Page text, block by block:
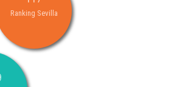
Ranking Sevilla